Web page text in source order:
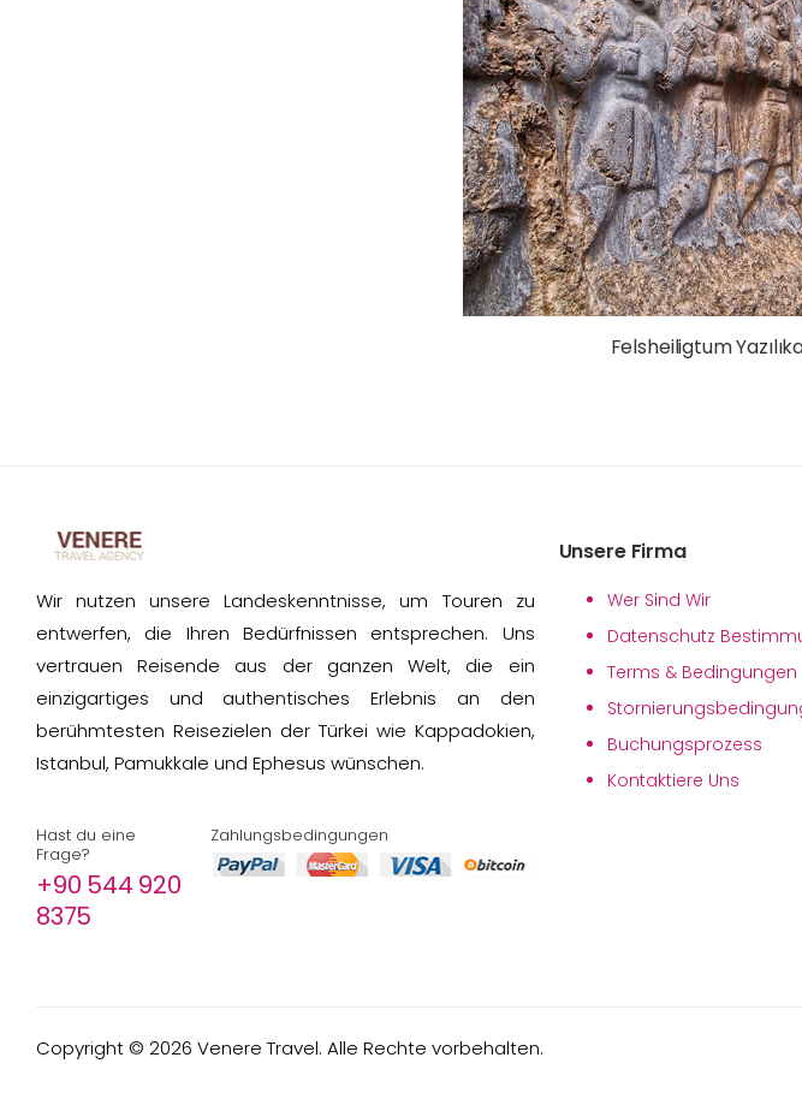
Felsheiligtum
Wir nutzen unsere Landeskenntnisse, um Touren zu
entwerfen, die Ihren Bedürfnissen entsprechen. Uns
vertrauen Reisende aus der ganzen Welt, die ein
einzigartiges und authentisches Erlebnis an den
berühmtesten Reisezielen der Türkei wie Kappadokien,
Istanbul, Pamukkale und Ephesus wünschen.
Hast du eine
Frage?
+90 544 920
8375
Zahlungsbedingungen
Unsere Firma
Wer Sind Wir
Datenschutz
Terms & Bedingungen
Buchungsprozess
Kontaktiere Uns
Copyright © 2026 Venere Travel. Alle Rechte vorbehalten.